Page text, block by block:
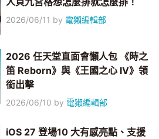
2026/06/11 by 電獺編輯部
2026 任天堂直面會懶人包 《時之
笛 Reborn》與《王國之心 IV》領
銜出擊
2026/06/10 by 電獺編輯部
iOS 27 登場10 大有感亮點、支援